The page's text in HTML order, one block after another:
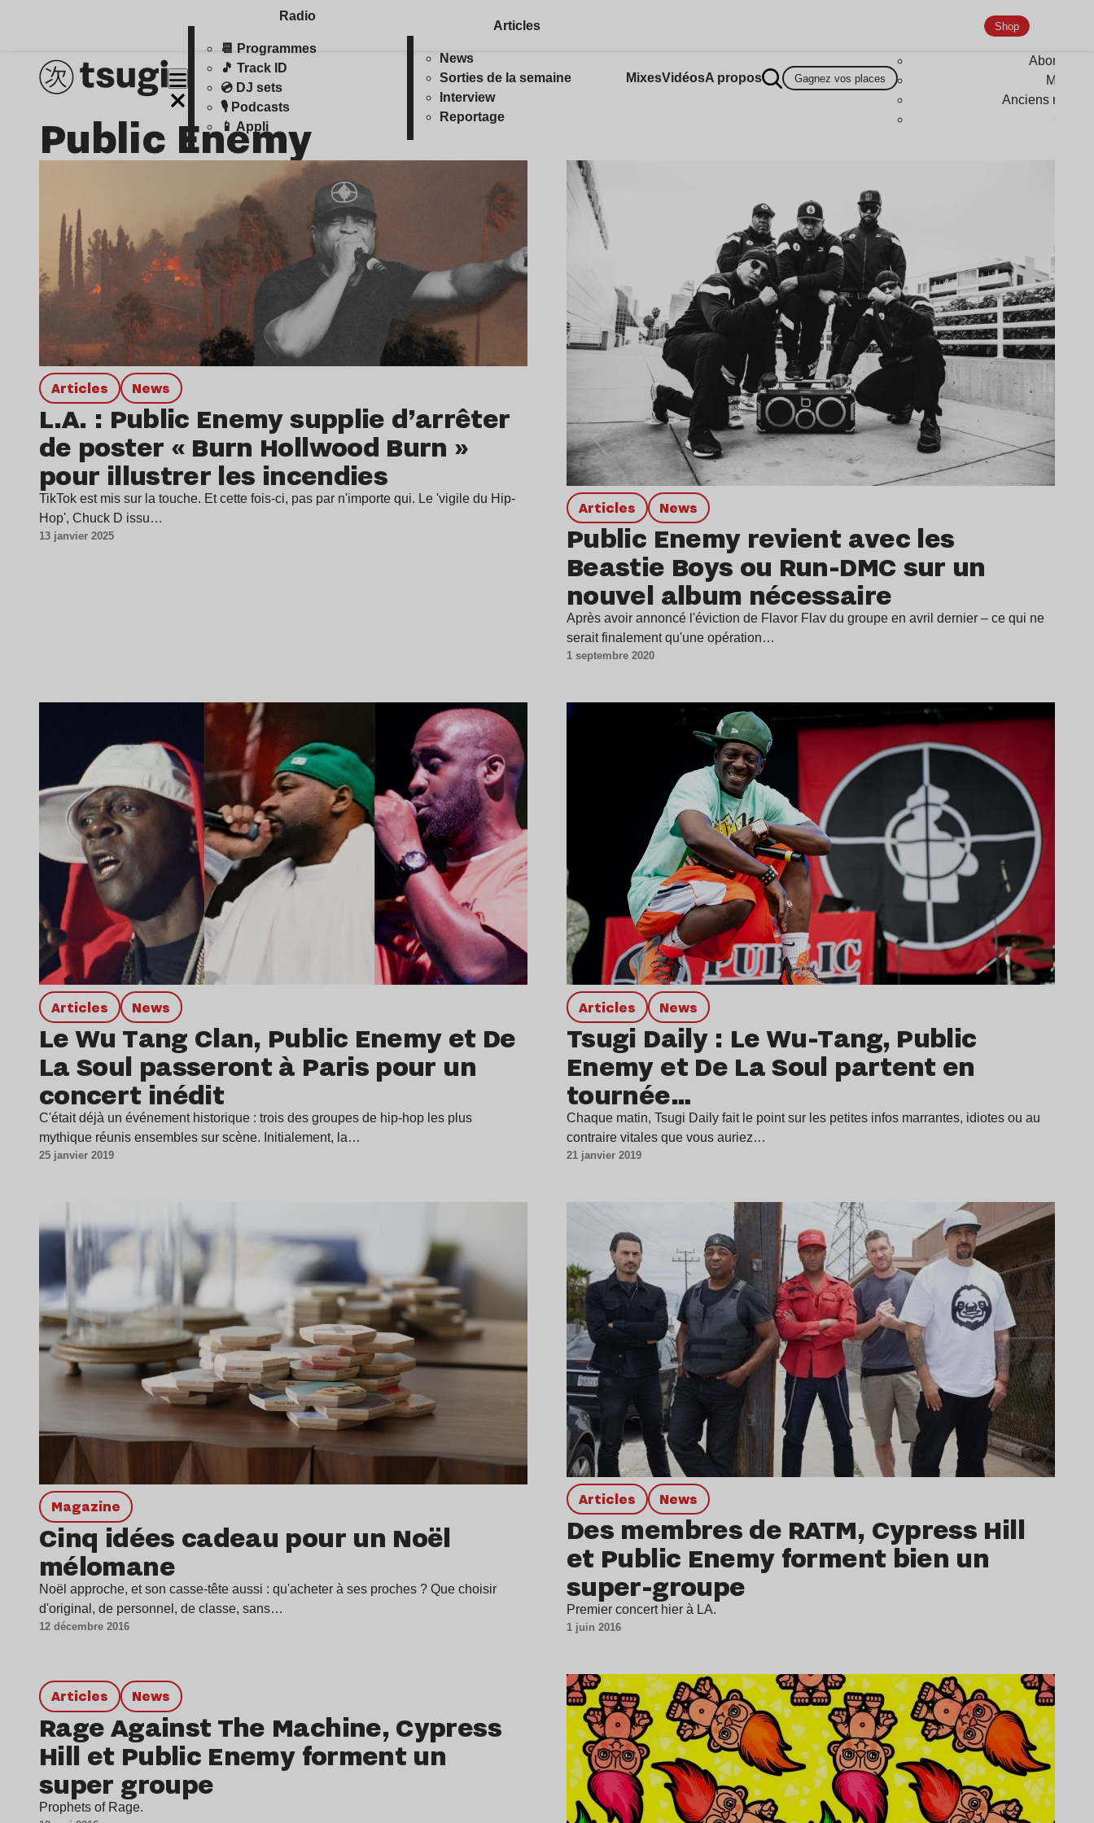
Radio
📆 Programmes
🎵 Track ID
💿 DJ sets
🎙️ Podcasts
📱 Appli
Articles
News
Sorties de la semaine
Interview
Reportage
MixesVidéosA propos Gagnez vos places
Shop
Anciens
Public Enemy
Articles news
L.A. : Public Enemy supplie d’arrêter
de poster « Burn Hollwood Burn »
pour illustrer les incendies
TikTok est mis sur la touche. Et cette fois-ci, pas par n'importe qui. Le 'vigile du Hip-
Hop', Chuck D issu…
13 janvier 2025
Articles news
Public Enemy revient avec les
Beastie Boys ou Run-DMC sur un
nouvel album nécessaire
Après avoir annoncé l'éviction de Flavor Flav du groupe en avril dernier – ce qui ne
serait finalement qu'une opération…
1 septembre 2020
Articles news
Le Wu Tang Clan, Public Enemy et De
La Soul passeront à Paris pour un
concert inédit
C'était déjà un événement historique : trois des groupes de hip-hop les plus
mythique réunis ensembles sur scène. Initialement, la…
25 janvier 2019
Articles news
Tsugi Daily : Le Wu-Tang, Public
Enemy et De La Soul partent en
tournée…
Chaque matin, Tsugi Daily fait le point sur les petites infos marrantes, idiotes ou au
contraire vitales que vous auriez…
21 janvier 2019
magazine
Cinq idées cadeau pour un Noël
mélomane
Noël approche, et son casse-tête aussi : qu'acheter à ses proches ? Que choisir
d'original, de personnel, de classe, sans…
12 décembre 2016
Articles news
Des membres de RATM, Cypress Hill
et Public Enemy forment bien un
super-groupe
Premier concert hier à LA.
1 juin 2016
Articles news
Rage Against The Machine, Cypress
Hill et Public Enemy forment un
super groupe
Prophets of Rage.